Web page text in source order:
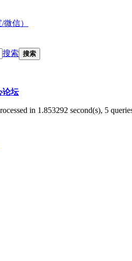
信）
搜索 搜索
论坛
in 1.853292 second(s), 5